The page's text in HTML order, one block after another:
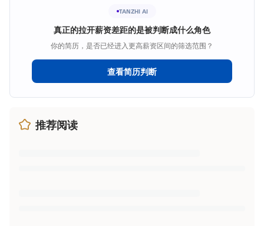
TANZHI AI
真正的拉开薪资差距的是被判断成什么角色
你的简历，是否已经进入更高薪资区间的筛选范围？
查看简历判断
推荐阅读